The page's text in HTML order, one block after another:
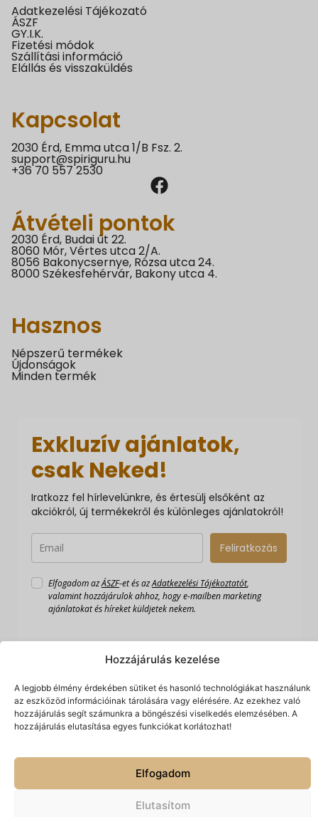
Hozzájárulás kezelése
A legjobb élmény érdekében sütiket és hasonló technológiákat használunk
az eszközöd információinak tárolására vagy elérésére. Az ezekhez való
hozzájárulás segít számunkra a böngészési viselkedés elemzésében. A
hozzájárulás elutasítása egyes funkciókat korlátozhat!
Elfogadom
Elutasítom
Adatkezelési Tájékozató
ÁSZF
GY.I.K.
Fizetési módok
Szállítási információ
Elállás és visszaküldés
Kapcsolat
2030 Érd, Emma utca 1/B Fsz. 2.
support@spiriguru.hu
+36 70 557 2530
Átvételi pontok
2030 Érd, Budai út 22.
8060 Mór, Vértes utca 2/A.
8056 Bakonycsernye, Rózsa utca 24.
8000 Székesfehérvár, Bakony utca 4.
Hasznos
Népszerű termékek
Újdonságok
Minden termék
Exkluzív ajánlatok,
csak Neked!
Iratkozz fel hírlevelünkre, és értesülj elsőként az
akciókról, új termékekről és különleges ajánlatokról!
Feliratkozás
Elfogadom azÁSZF-et és azAdatkezelési Tájékoztatót,
valamint hozzájárulok ahhoz, hogy e-mailben marketing
ajánlatokat és híreket küldjetek nekem.
Minden jog fenntartva. Hálónlégy